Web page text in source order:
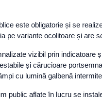
este obligatorie și se
pe variante ocolitoare și are
vizibil prin
și cărucioare
cu lumină galbenă
public aflate în lucru se